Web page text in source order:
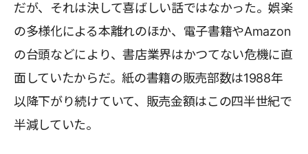
だが、それは決して喜ばしい話ではなかった。娯楽
の多様化による本離れのほか、電子書籍やAmazon
の台頭などにより、書店業界はかつてない危機に直
面していたからだ。紙の書籍の販売部数は1988年
以降下がり続けていて、販売金額はこの四半世紀で
半減していた。